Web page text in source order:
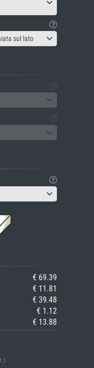
sul lato
€ 69.39
€ 11.81
€ 39.48
€ 1.12
€ 13.88